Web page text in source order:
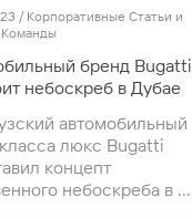
/ Корпоративные Статьи и
бренд Bugatti
небоскреб в Дубае
автомобильный
люкс Bugatti
концепт
небоскреба в ...